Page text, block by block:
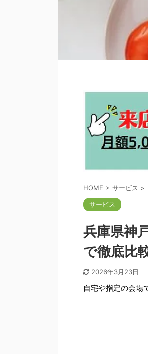
HOME > サービス >
サービス
兵庫県神
で徹底比
2026年3月23日
自宅や指定の会場